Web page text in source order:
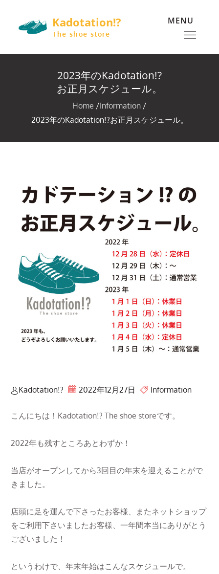
content
Kadotation!?
The shoe store
MENU
2023年のKadotation!?
お正月スケジュール。
Home
Information
2023年のKadotation!?お正月スケジュール。
Kadotation!? 2022年12月27日 Information
こんにちは！Kadotation!? The shoe storeです。
2022年も残すところあとわずか！
当店がオープンしてから3回目の年末を迎えることがで
きました。
店頭に足を運んで下さったお客様、またネットショップ
をご利用下さいましたお客様、一年間本当にありがとう
ございました！
というわけで、年末年始はこんなスケジュールで。